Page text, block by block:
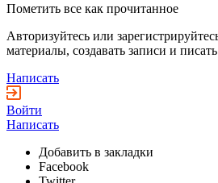
Пометить все как прочитанное
Авторизуйтесь или
материалы, создавать записи и
Написать
Войти
Написать
Добавить в закладки
Facebook